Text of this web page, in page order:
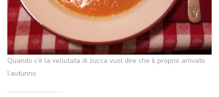
Quando c’è la vellutata di zucca vuol dire che è proprio arrivato
l’autunno